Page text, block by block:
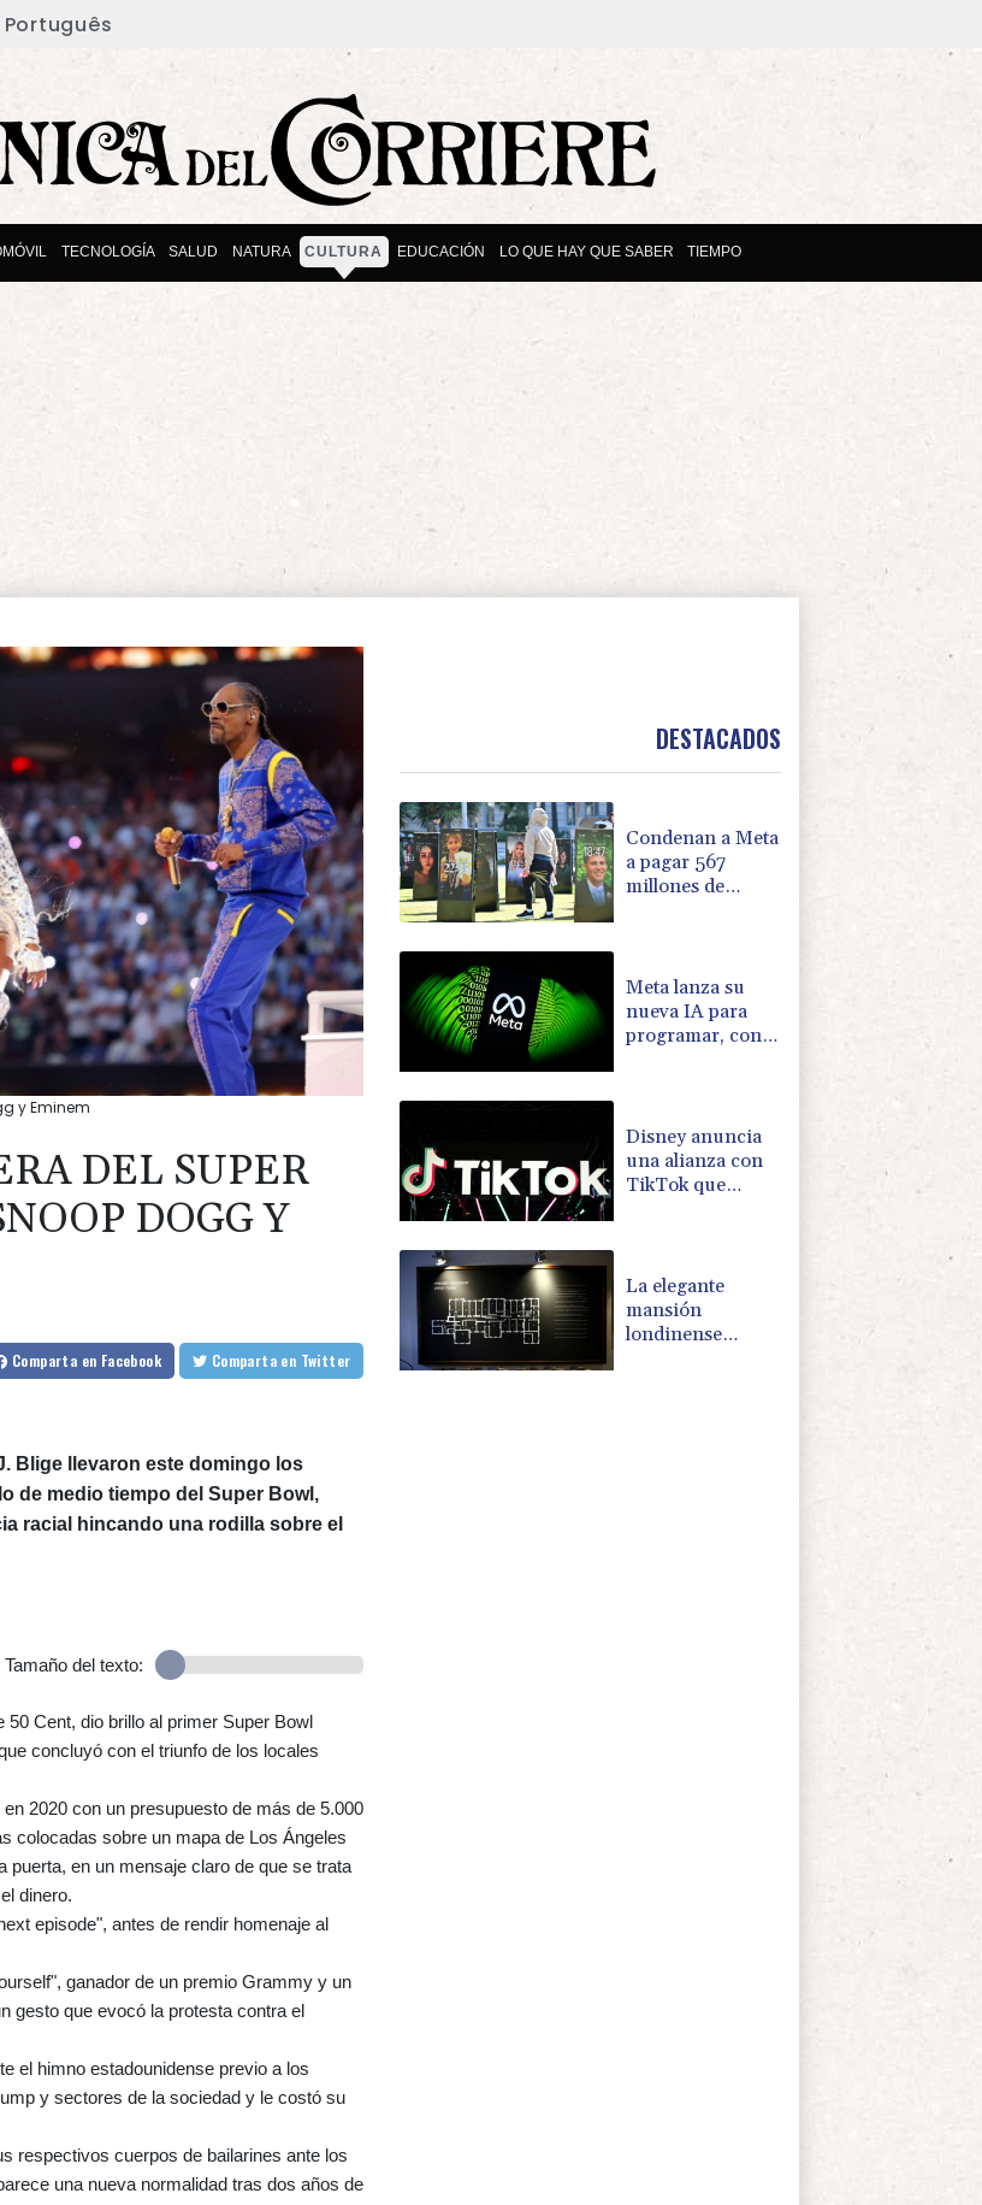
Português
TECNOLOGÍA SALUD NATURA CULTURA EDUCACIÓN LO QUE HAY QUE SABER TIEMPO
y Eminem
DEL SUPER
DOGG Y
Comparta en Facebook Comparta en Twitter
Blige llevaron este domingo los
de medio tiempo del Super Bowl,
racial hincando una rodilla sobre el
Tamaño del texto:
Cent, dio brillo al primer Super Bowl
concluyó con el triunfo de los locales
2020 con un presupuesto de más de 5.000
colocadas sobre un mapa de Los Ángeles
en un mensaje claro de que se trata
dinero.
episode", antes de rendir homenaje al
ganador de un premio Grammy y un
gesto que evocó la protesta contra el
el himno estadounidense previo a los
y sectores de la sociedad y le costó su
respectivos cuerpos de bailarines ante los
una nueva normalidad tras dos años de
DESTACADOS
Condenan a Meta
a pagar 567
millones de
en las redes
sociales
Meta lanza su
nueva IA para
programar, con
Anthropic
Disney anuncia
una alianza con
TikTok que
La elegante
mansión
londinense